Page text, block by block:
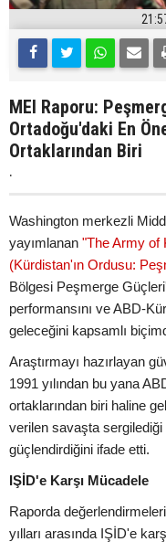
MEI Raporu:
Ortadoğu'daki En
Ortaklarından Biri
.
Washington merkezli
yayımlanan "The Army of
(Kürdistan'ın Ordusu:
Bölgesi Peşmerge
performansını ve ABD-
geleceğini kapsamlı
Araştırmayı hazırlayan
1991 yılından bu yana
ortaklarından biri haline
verilen savaşta sergilediği
güçlendirdiğini ifade etti.
IŞİD'e Karşı Mücadele
Raporda
yılları arasında IŞİD'e